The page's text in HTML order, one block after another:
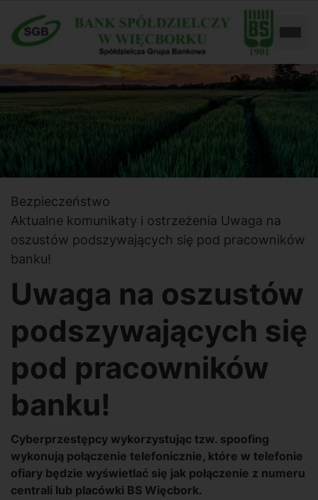
do
dostępności
do
Bezpieczeństwo
Aktualne komunikaty i ostrzeżenia Uwaga na
oszustów podszywających się pod pracowników
banku!
Uwaga na oszustów
podszywających się
pod pracowników
banku!
Cyberprzestępcy wykorzystując tzw. spoofing
wykonują połączenie telefonicznie, które w telefonie
ofiary będzie wyświetlać się jak połączenie z numeru
centrali lub placówki BS Więcbork.